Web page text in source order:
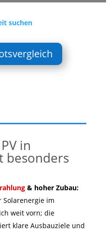
suchen
in
besonders
& hoher Zubau:
Solarenergie im
weit vorn; die
klare Ausbauziele und